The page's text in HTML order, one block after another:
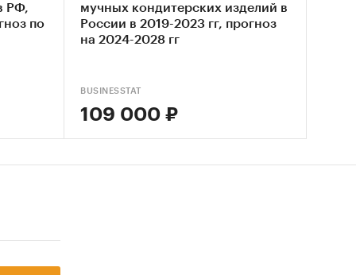
тем
с
РФ,
по
мучных кондитерских изделий в
России в 2019-2023 гг, прогноз
на 2024-2028 гг
BUSINESSTAT
109 000 ₽